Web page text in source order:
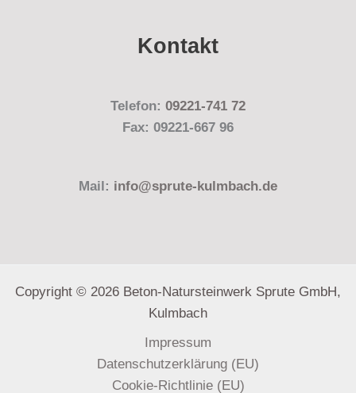
Kontakt
Telefon: 09221-741 72
Fax: 09221-667 96
Mail: info@sprute-kulmbach.de
Copyright © 2026 Beton-Natursteinwerk Sprute GmbH,
Kulmbach
Impressum
Datenschutzerklärung (EU)
Cookie-Richtlinie (EU)